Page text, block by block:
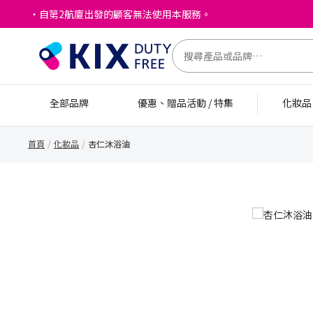
・自第2航廈出發的顧客無法使用本服務。
全部品牌 優惠、贈品活動 / 特集 化妝品
首頁 化妝品 杏仁沐浴油